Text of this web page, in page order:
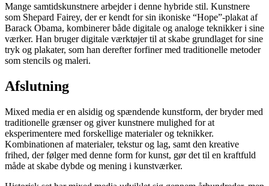
Mange samtidskunstnere arbejder i denne hybride stil. Kunstnere
som Shepard Fairey, der er kendt for sin ikoniske “Hope”-plakat af
Barack Obama, kombinerer både digitale og analoge teknikker i sine
værker. Han bruger digitale værktøjer til at skabe grundlaget for sine
tryk og plakater, som han derefter forfiner med traditionelle metoder
som stencils og maleri.
Afslutning
Mixed media er en alsidig og spændende kunstform, der bryder med
traditionelle grænser og giver kunstnere mulighed for at
eksperimentere med forskellige materialer og teknikker.
Kombinationen af materialer, tekstur og lag, samt den kreative
frihed, der følger med denne form for kunst, gør det til en kraftfuld
måde at skabe dybde og mening i kunstværker.